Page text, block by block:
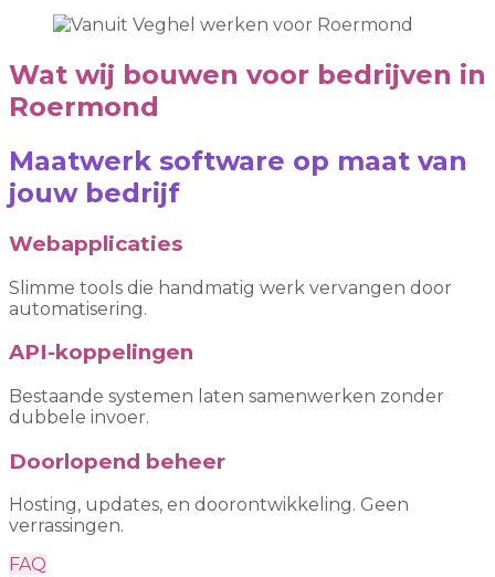
Wat wij bouwen voor bedrijven in
Roermond
Maatwerk software op maat van
jouw bedrijf
Webapplicaties
Slimme tools die handmatig werk vervangen door
automatisering.
API-koppelingen
Bestaande systemen laten samenwerken zonder
dubbele invoer.
Doorlopend beheer
Hosting, updates, en doorontwikkeling. Geen
verrassingen.
FAQ